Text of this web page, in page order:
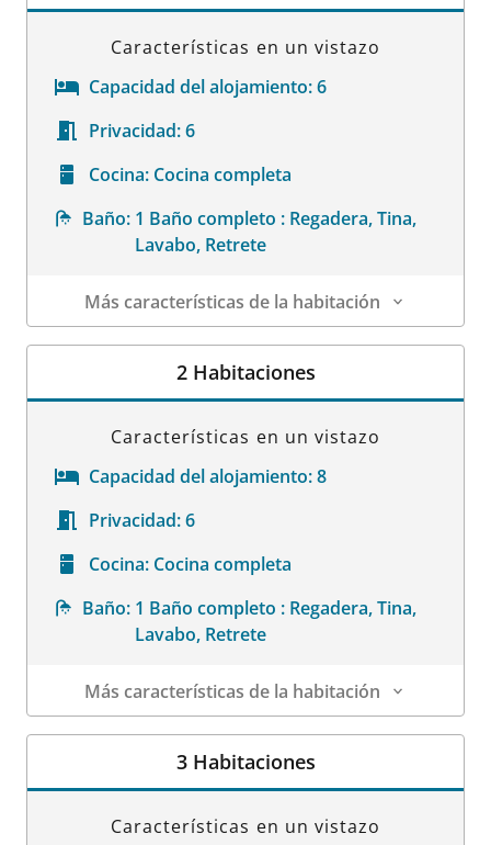
Características en un vistazo
Capacidad del alojamiento:6
Privacidad:6
Cocina: Cocina completa
Baño: 1 Baño completo : Regadera, Tina,
Lavabo, Retrete
Más características de la habitación
Datos de la habitación
2 Habitaciones
Características en un vistazo
Capacidad del alojamiento:8
Privacidad:6
Cocina: Cocina completa
Baño: 1 Baño completo : Regadera, Tina,
Lavabo, Retrete
Más características de la habitación
Datos de la habitación
3 Habitaciones
Características en un vistazo